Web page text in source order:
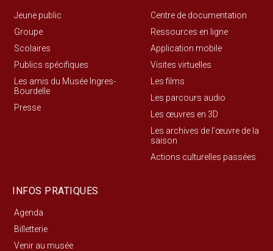
Jeune public
Groupe
Scolaires
Publics spécifiques
Les amis du Musée Ingres-
Bourdelle
Presse
Centre de documentation
Ressources en ligne
Application mobile
Visites virtuelles
Les films
Les parcours audio
Les œuvres en 3D
Les archives de l’œuvre de la
saison
Actions culturelles passées
INFOS PRATIQUES
Agenda
Billetterie
Venir au musée